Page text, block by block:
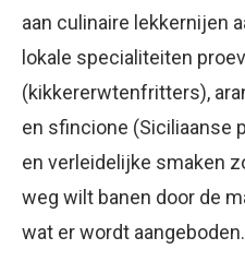
aan culinaire lekkernijen
lokale specialiteiten
(kikkererwtenfritters),
en sfincione (Siciliaanse
en verleidelijke smaken
weg wilt banen door de
wat er wordt aangeboden.